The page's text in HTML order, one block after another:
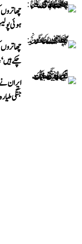
چھاتروں
ہوئی
چکے
ایران
جنگی